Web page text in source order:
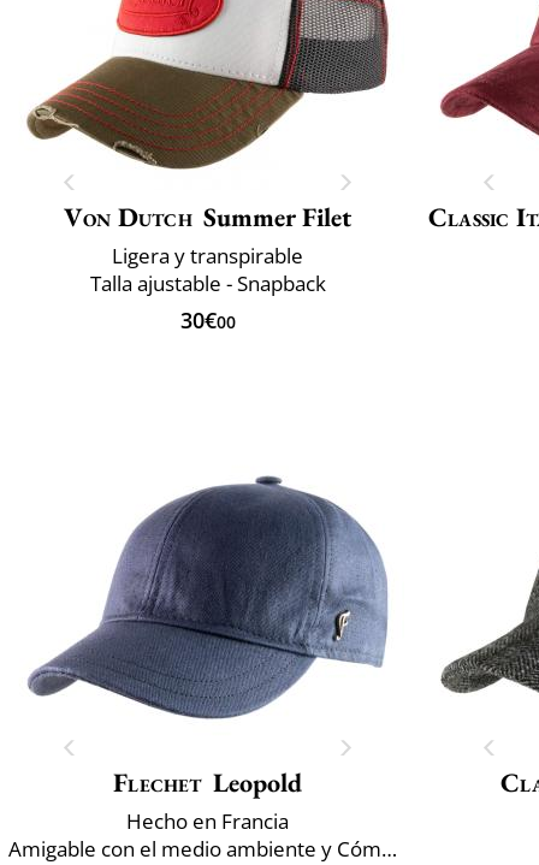
Von Dutch Summer Filet
Ligera y transpirable
Talla ajustable - Snapback
30€00
Classic
Flechet Leopold
Hecho en Francia
Amigable con el medio ambiente y Cómoda